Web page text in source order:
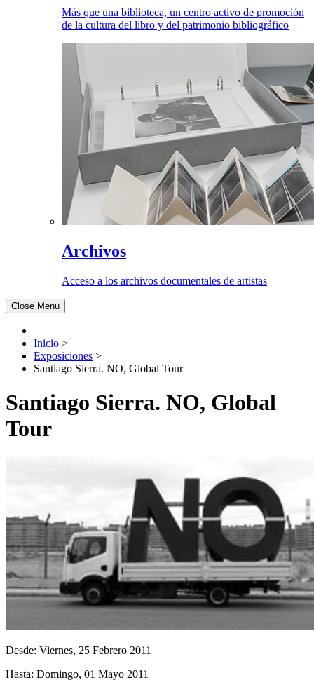
Más que una biblioteca, un centro activo de promoción
de la cultura del libro y del patrimonio bibliográfico
Archivos
Acceso a los archivos documentales de artistas
Close Menu
Inicio >
Exposiciones >
Santiago Sierra. NO, Global Tour
Santiago Sierra. NO, Global
Tour
Desde: Viernes, 25 Febrero 2011
Hasta: Domingo, 01 Mayo 2011